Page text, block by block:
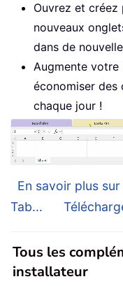
Ouvrez et créez
nouveaux
dans de
Augmente
économiser des
chaque jour !
En savoir plus
Tab...
Tous les
installateur